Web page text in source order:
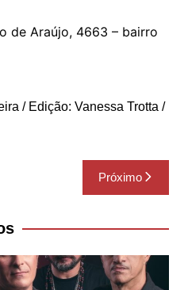
de Araújo, 4663 – bairro
/ Edição: Vanessa Trotta /
Próximo